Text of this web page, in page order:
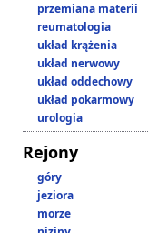
przemiana materii
reumatologia
układ krążenia
układ nerwowy
układ oddechowy
układ pokarmowy
urologia
Rejony
góry
jeziora
morze